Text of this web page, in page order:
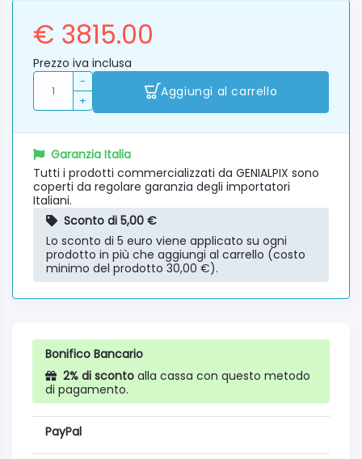
€ 3815.00
Prezzo iva inclusa
-
+
Aggiungi al carrello
Garanzia Italia
Tutti i prodotti commercializzati da GENIALPIX sono
coperti da regolare garanzia degli importatori
Italiani.
Sconto di 5,00 €
Lo sconto di 5 euro viene applicato su ogni
prodotto in più che aggiungi al carrello (costo
minimo del prodotto 30,00 €).
Bonifico Bancario
2% di sconto alla cassa con questo metodo
di pagamento.
PayPal